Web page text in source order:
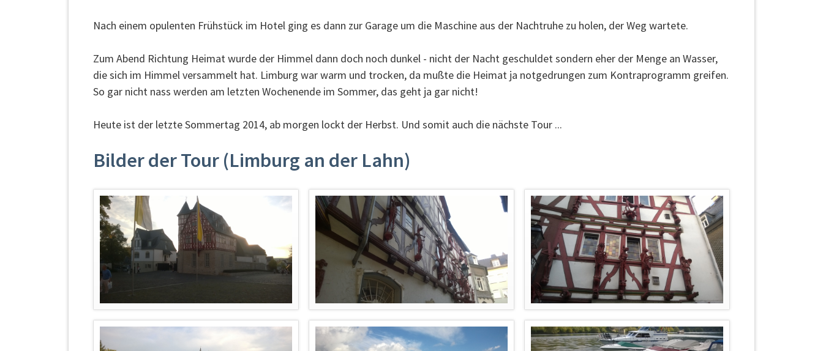
Nach einem opulenten Frühstück im Hotel ging es dann zur Garage um die Maschine aus der Nachtruhe zu holen, der Weg wartete.
Zum Abend Richtung Heimat wurde der Himmel dann doch noch dunkel - nicht der Nacht geschuldet sondern eher der Menge an Wasser,
die sich im Himmel versammelt hat. Limburg war warm und trocken, da mußte die Heimat ja notgedrungen zum Kontraprogramm greifen.
So gar nicht nass werden am letzten Wochenende im Sommer, das geht ja gar nicht!
Heute ist der letzte Sommertag 2014, ab morgen lockt der Herbst. Und somit auch die nächste Tour ...
Bilder der Tour (Limburg an der Lahn)